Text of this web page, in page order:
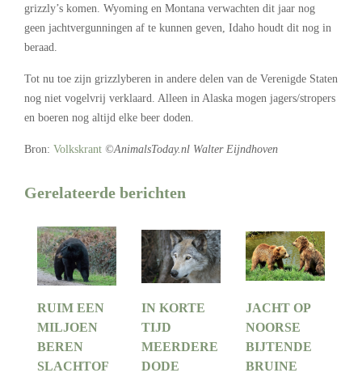
grizzly’s komen. Wyoming en Montana verwachten dit jaar nog
geen jachtvergunningen af te kunnen geven, Idaho houdt dit nog in
beraad.
Tot nu toe zijn grizzlyberen in andere delen van de Verenigde Staten
nog niet vogelvrij verklaard. Alleen in Alaska mogen jagers/stropers
en boeren nog altijd elke beer doden.
Bron: Volkskrant ©AnimalsToday.nl Walter Eijndhoven
Gerelateerde berichten
RUIM EEN
MILJOEN
BEREN
SLACHTOF
IN KORTE
TIJD
MEERDERE
DODE
JACHT OP
NOORSE
BIJTENDE
BRUINE